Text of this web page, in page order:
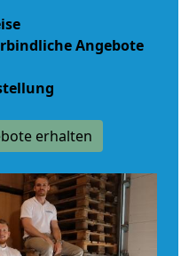
Angebote
erhalten